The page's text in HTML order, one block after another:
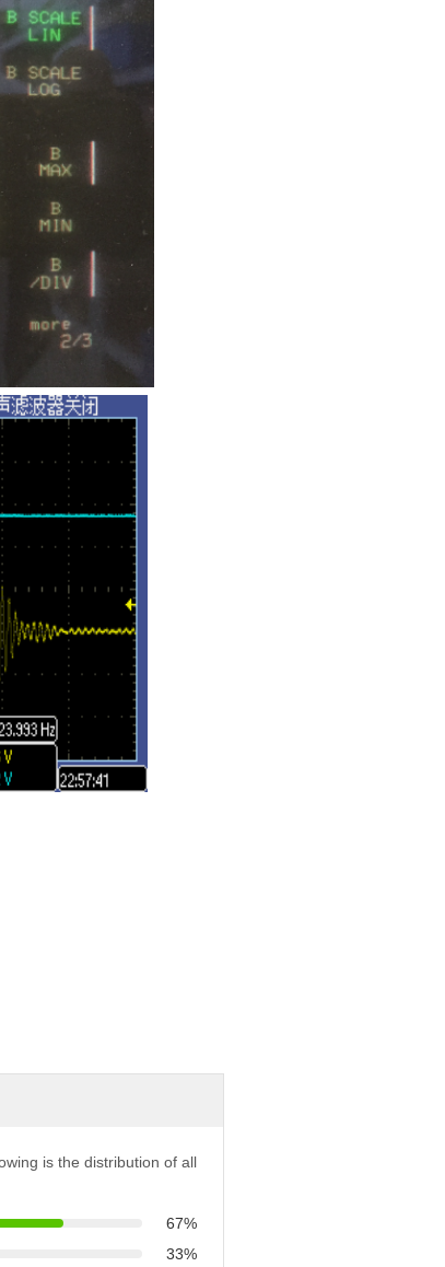
is the distribution of all
67%
33%